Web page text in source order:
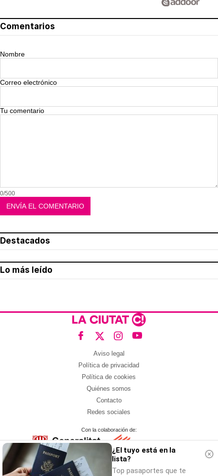
Comentarios
Nombre
Correo electrónico
Tu comentario
0/500
Destacados
Lo más leído
Aviso legal
Política de privacidad
Política de cookies
Quiénes somos
Contacto
Redes sociales
Con la colaboración de:
¿El tuyo está en la
lista?
Top pasaportes que te